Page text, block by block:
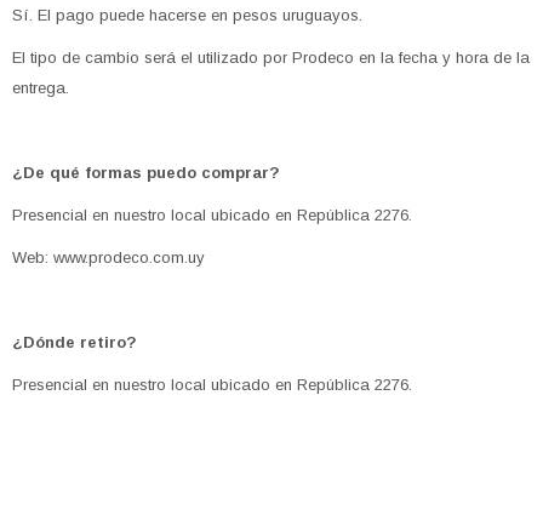
Sí. El pago puede hacerse en pesos uruguayos.
El tipo de cambio será el utilizado por Prodeco en la fecha y hora de la
entrega.
¿De qué formas puedo comprar?
Presencial en nuestro local ubicado en República 2276.
Web: www.prodeco.com.uy
¿Dónde retiro?
Presencial en nuestro local ubicado en República 2276.